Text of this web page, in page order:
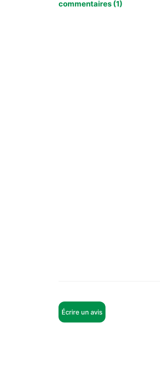
commentaires (1)
Écrire un avis